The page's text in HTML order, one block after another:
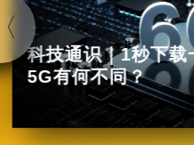
科技通识｜1秒下
5G有何不同？